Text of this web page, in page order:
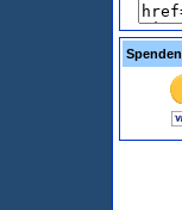
Spenden